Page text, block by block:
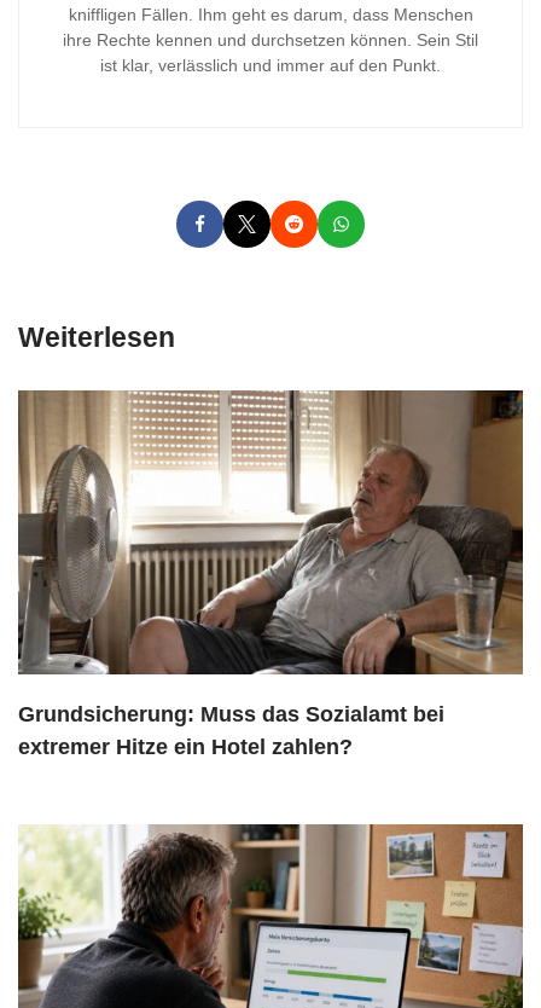
kniffligen Fällen. Ihm geht es darum, dass Menschen
ihre Rechte kennen und durchsetzen können. Sein Stil
ist klar, verlässlich und immer auf den Punkt.
Weiterlesen
Grundsicherung: Muss das Sozialamt bei
extremer Hitze ein Hotel zahlen?